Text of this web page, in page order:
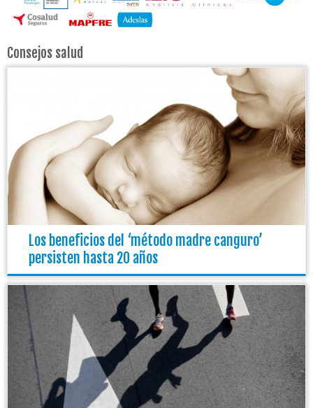
Consejos salud
Los beneficios del ‘método madre canguro’
persisten hasta 20 años